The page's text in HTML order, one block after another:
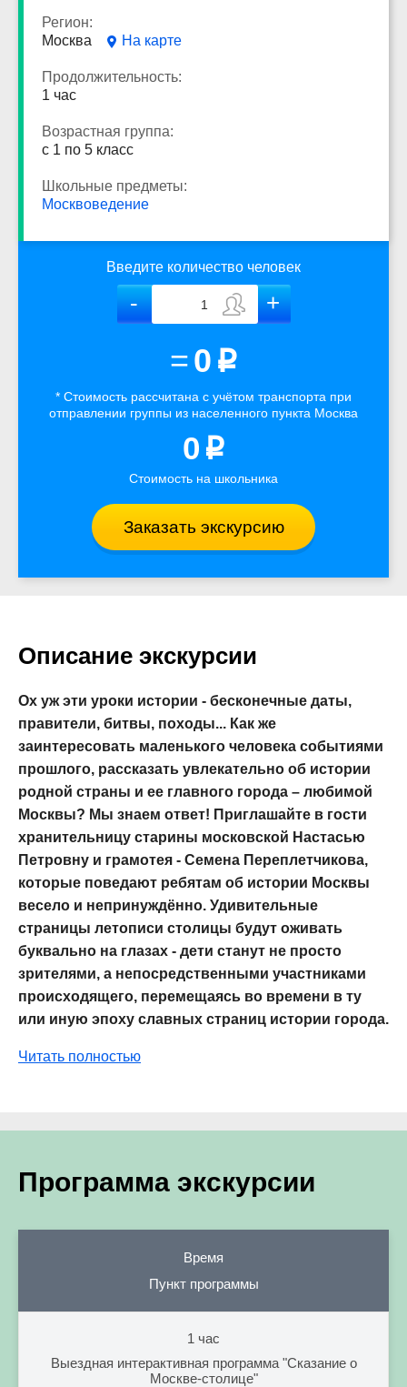
Регион:
Москва
На карте
Продолжительность:
1 час
Возрастная группа:
с 1 по 5 класс
Школьные предметы:
Москвоведение
Введите количество человек
=0 p
* Стоимость рассчитана с учётом транспорта при
отправлении группы из населенного пункта Москва
0 p
Стоимость на школьника
Заказать экскурсию
Описание экскурсии
Ох уж эти уроки истории - бесконечные даты,
правители, битвы, походы... Как же
заинтересовать маленького человека событиями
прошлого, рассказать увлекательно об истории
родной страны и ее главного города – любимой
Москвы? Мы знаем ответ! Приглашайте в гости
хранительницу старины московской Настасью
Петровну и грамотея - Семена Переплетчикова,
которые поведают ребятам об истории Москвы
весело и непринуждённо. Удивительные
страницы летописи столицы будут оживать
буквально на глазах - дети станут не просто
зрителями, а непосредственными участниками
происходящего, перемещаясь во времени в ту
или иную эпоху славных страниц истории города.
Читать полностью
Программа экскурсии
Время
Пункт программы
1 час
Выездная интерактивная программа "Сказание о
Москве-столице"